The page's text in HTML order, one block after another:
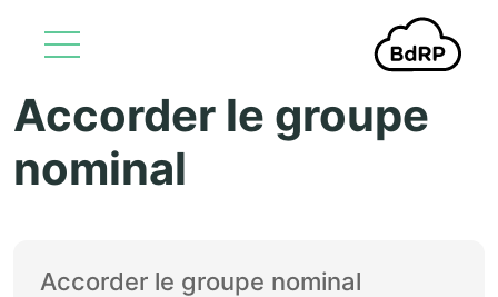
Aller au contenu principal
Accorder le groupe
nominal
Accorder le groupe nominal